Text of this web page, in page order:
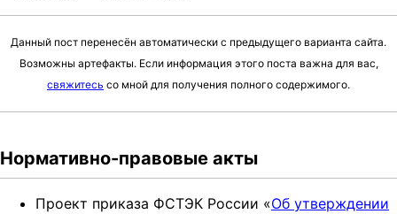
g
t
i
Данный пост перенесён автоматически с предыдущего варианта сайта.
Возможны артефакты. Если информация этого поста важна для вас,
свяжитесь со мной для получения полного содержимого.
Нормативно-правовые акты
Проект приказа ФСТЭК России «Об утверждении